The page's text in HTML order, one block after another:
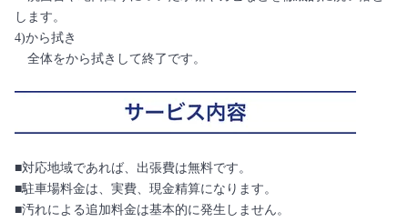
します。
4)から拭き
全体をから拭きして終了です。
■対応地域であれば、出張費は無料です。
■駐車場料金は、実費、現金精算になります。
■汚れによる追加料金は基本的に発生しません。